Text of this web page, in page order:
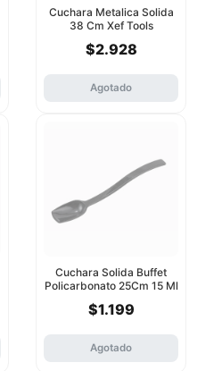
Cuchara Metalica Solida
38 Cm Xef Tools
$2.928
Agotado
Cuchara Solida Buffet
Policarbonato 25Cm 15 Ml
$1.199
Agotado